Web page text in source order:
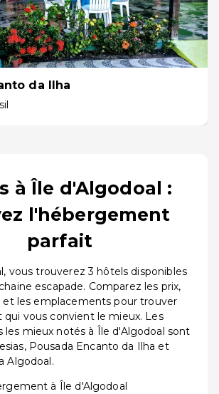
da Ilha
à Île d'Algodoal :
l'hébergement
parfait
vous trouverez 3 hôtels disponibles
escapade. Comparez les prix,
et les emplacements pour trouver
vous convient le mieux. Les
mieux notés à Île d'Algodoal sont
Pousada Encanto da Ilha et
Algodoal.
à Île d'Algodoal